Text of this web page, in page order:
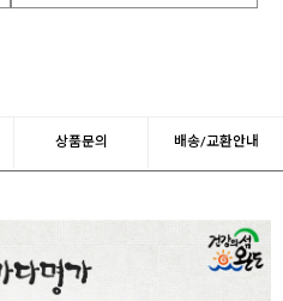
상품문의 배송/교환안내